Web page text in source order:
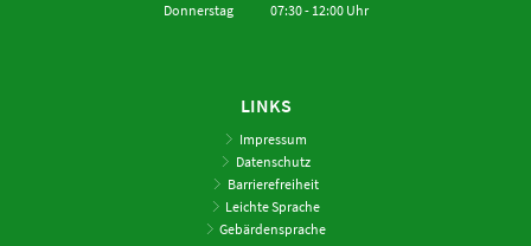
Von 15:00 bis 18:00 Uhr
Donnerstag 07:30- 12:00Uhr
LINKS
Impressum
Datenschutz
Barrierefreiheit
Leichte Sprache
Gebärdensprache